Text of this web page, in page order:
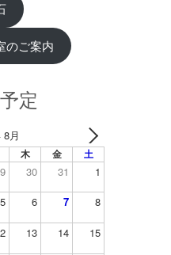
のご案内
定
月
木 金 土
30 31 1
5 6 7 8
13 14 15